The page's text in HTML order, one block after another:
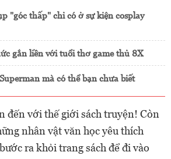
"góc thấp" chỉ có ở sự kiện cosplay
gắn liền với tuổi thơ game thủ 8X
mà có thể bạn chưa biết
đến với thế giới sách truyện! Còn
nhân vật văn học yêu thích
ra khỏi trang sách để đi vào